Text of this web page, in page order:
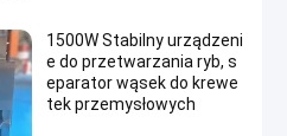
1500W Stabilny urządzeni
e do przetwarzania ryb, s
eparator wąsek do krewe
tek przemysłowych